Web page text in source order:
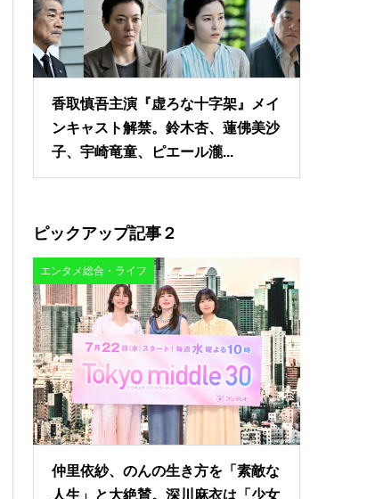
香取慎吾主演『虚ろな十字架』メイ
ンキャスト解禁。鈴木杏、蓮佛美沙
子、宇崎竜童、ピエール瀧...
ピックアップ記事２
エンタメ総合・ライフ
仲里依紗、のんの生き方を「素敵な
人生」と大絶賛。深川麻衣は「少女